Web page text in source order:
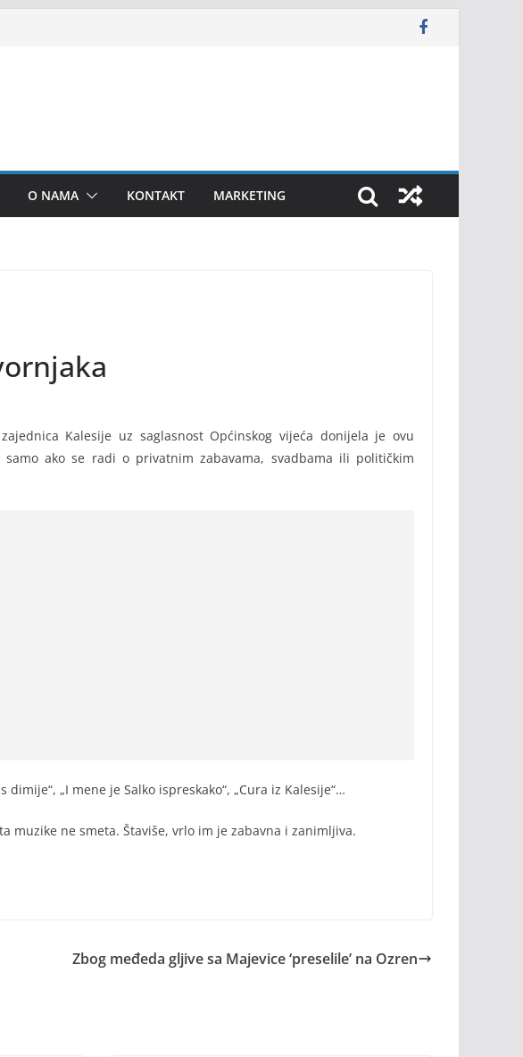
O NAMA KONTAKT MARKETING
Kalesije uz saglasnost Općinskog vijeća donijela je ovu
ako se radi o privatnim zabavama, svadbama ili političkim
„I mene je Salko ispreskako“, „Cura iz Kalesije“…
ne smeta. Štaviše, vrlo im je zabavna i zanimljiva.
Zbog međeda gljive sa Majevice ‘preselile’ na Ozren